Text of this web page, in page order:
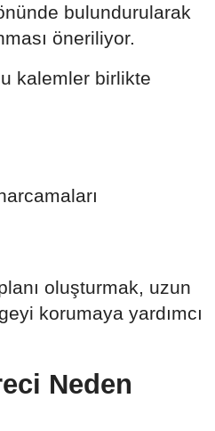
bulundurularak
öneriliyor.
kalemler birlikte
oluşturmak, uzun
korumaya yardımcı
Neden